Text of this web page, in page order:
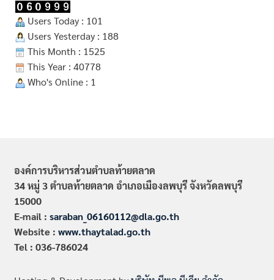
Users Today : 101
Users Yesterday : 188
This Month : 1525
This Year : 40778
Who's Online : 1
องค์การบริหารส่วนตำบลท้ายตลาด
34 หมู่ 3 ตำบลท้ายตลาด อำเภอเมืองลพบุรี จังหวัดลพบุรี
15000
E-mail : saraban_06160112@dla.go.th
Website : www.thaytalad.go.th
Tel : 036-786024